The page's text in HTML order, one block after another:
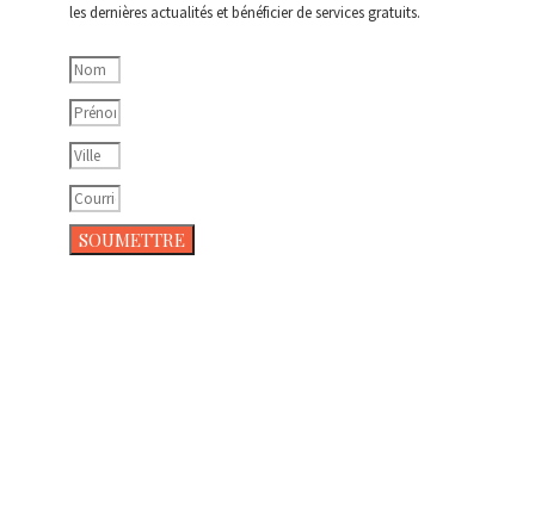
les dernières actualités et bénéficier de services gratuits.
SOUMETTRE